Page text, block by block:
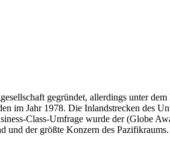
gegründet, allerdings unter
im Jahr 1978. Die Inlandstrecken des
Class-Umfrage wurde der (Globe
und der größte Konzern des Pazifikraums.